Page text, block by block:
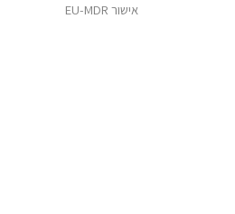
אישור EU-MDR